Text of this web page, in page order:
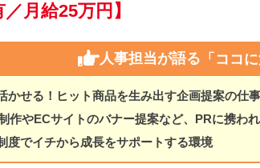
月給25万円】
人事担当が語る 「ココ
かせる！ヒット商品を生み出す企画提案の仕事
作やECサイトのバナー提案など、PRに携わ
度でイチから成長をサポートする環境